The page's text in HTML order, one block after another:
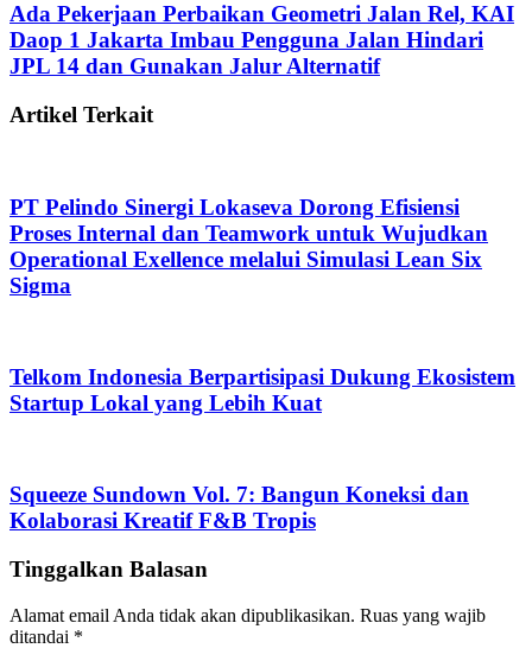
Ada Pekerjaan Perbaikan Geometri Jalan Rel, KAI
Daop 1 Jakarta Imbau Pengguna Jalan Hindari
JPL 14 dan Gunakan Jalur Alternatif
Artikel Terkait
PT Pelindo Sinergi Lokaseva Dorong Efisiensi
Proses Internal dan Teamwork untuk Wujudkan
Operational Exellence melalui Simulasi Lean Six
Sigma
Telkom Indonesia Berpartisipasi Dukung Ekosistem
Startup Lokal yang Lebih Kuat
Squeeze Sundown Vol. 7: Bangun Koneksi dan
Kolaborasi Kreatif F&B Tropis
Tinggalkan Balasan
Alamat email Anda tidak akan dipublikasikan. Ruas yang wajib
ditandai *